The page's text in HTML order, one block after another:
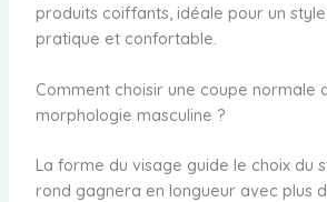
produits coiffants, idéale pour un
pratique et confortable.
Comment choisir une coupe normale
morphologie masculine ?
La forme du visage guide le choix du
rond gagnera en longueur avec plus